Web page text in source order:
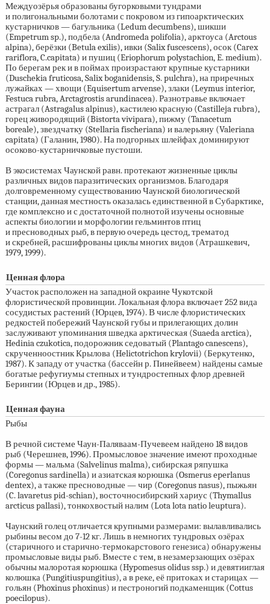
Междуозёрья образованы бугорковыми тундрами
и полигональными болотами с покровом из гипоарктических
кустарничков — багульника (Ledum decumbens), шикши
(Empetrum sp.), подбела (Andromeda polifolia), арктоуса (Arctous
alpina), берёзки (Betula exilis), ивки (Salix fuscescens), осок (Carex
rariflora, C.capitata) и пушиц (Eriophorum polystachion, E. medium).
По берегам рек и в поймах произрастают крупные кустарники
(Duschekia fruticosa, Salix boganidensis, S. pulchra), на приречных
лужайках — хвощи (Equisertum arvense), злаки (Leymus interior,
Festuca rubra, Arctagrostis arundinacea). Разнотравье включает
астрагал (Astragalus alpinus), кастилею красную (Castilleja rubra),
горец живородящий (Bistorta vivipara), пижму (Tanacetum
boreale), звездчатку (Stellaria fischeriana) и валерьяну (Valeriana
capitata) (Галанин, 1980). На подгорных шлейфах доминируют
осоково-кустарничковые пустоши.
В экосистемах Чаунской равн. протекают жизненные циклы
различных видов паразитических организмов. Благодаря
долговременному существованию Чаунской биологической
станции, данная местность оказалась единственной в Субарктике,
где комплексно и с достаточной полнотой изучены основные
аспекты биологии и морфологии гельминтов птиц
и пресноводных рыб, в первую очередь цестод, трематод
и скребней, расшифрованы циклы многих видов (Атрашкевич,
1979, 1999).
Ценная флора
Участок расположен на западной окраине Чукотской
флористической провинции. Локальная флора включает 252 вида
сосудистых растений (Юрцев, 1974). В числе флористических
редкостей побережий Чаунской губы и прилегающих долин
заслуживают упоминания шведка арктическая (Suaeda arctica),
Hedinia czukotica, подорожник седоватый (Plantago canescens),
скрученноостник Крылова (Helictotrichon krylovii) (Беркутенко,
1987). К западу от участка (бассейн р. Пинейвеем) найдены самые
богатые рефугиумы степных и тундростепных флор древней
Берингии (Юрцев и др., 1985).
Ценная фауна
Рыбы
В речной системе Чаун-Паляваам-Пучевеем найдено 18 видов
рыб (Черешнев, 1996). Промысловое значение имеют проходные
формы — мальма (Salvelinus malma), сибирская ряпушка
(Coregonus sardinella) и азиатская корюшка (Osmerus eperlanus
dentex), а также пресноводные — чир (Coregonus nasus), пыжьян
(C. lavaretus pid-schian), восточносибирский хариус (Thymallus
arcticus pallasi), тонкохвостый налим (Lota lota natio leuptura).
Чаунский голец отличается крупными размерами: вылавливались
рыбины весом до 7-12 кг.Лишь в немногих тундровых озёрах
(старичного и старично-термокарстового генезиса) обнаружены
промысловые виды рыб. Вместе с тем, в незамерзающих озёрах
обычны малоротая корюшка (Hypomesus olidus ssp.) и девятииглая
колюшка (Pungitiuspungitius), а в реке, её притоках и старицах —
гольян (Phoxinus phoxinus) и пестроногий подкаменщик (Cottus
poecilopus).